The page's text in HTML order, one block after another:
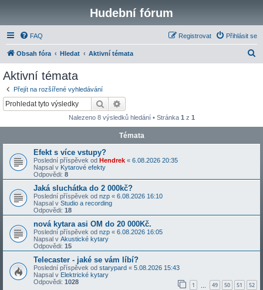
Hudební fórum
FAQ Přihlásit se
Registrovat
Obsah fóra Hledat Aktivní témata
Aktivní témata
Přejít na rozšířené vyhledávání
Hledat
Nalezeno 8 výsledků hledání • Stránka 1 z 1
Témata
Efekt s více vstupy?
Poslední příspěvek od Hendrek « 6.08.2026 20:35
Napsal v Kytarové efekty
Odpovědi: 8
Jaká sluchátka do 2 000kč?
Poslední příspěvek od nzp « 6.08.2026 16:10
Napsal v Studio a recording
Odpovědi: 18
nová kytara asi OM do 20 000Kč.
Poslední příspěvek od nzp « 6.08.2026 16:05
Napsal v Akustické kytary
Odpovědi: 15
Telecaster - jaké se vám líbí?
Poslední příspěvek od starypard « 5.08.2026 15:43
Napsal v Elektrické kytary
Odpovědi: 1028 1 49 50 51 52